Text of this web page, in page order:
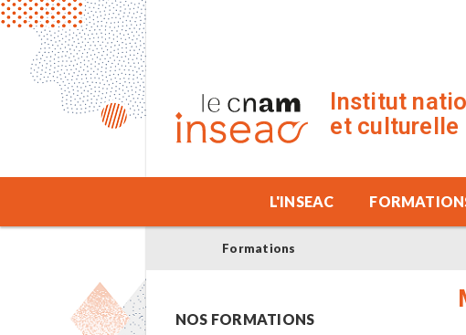
Institut
et culturelle
L'INSEAC
Formations
NOS FORMATIONS